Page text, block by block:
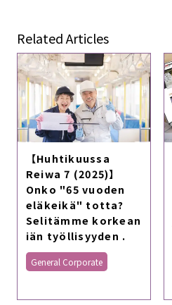
Related Articles
【Huhtikuussa
Reiwa 7 (2025)】
Onko "65 vuoden
eläkeikä" totta?
Selitämme korkean
iän työllisyyden .
General Corporate